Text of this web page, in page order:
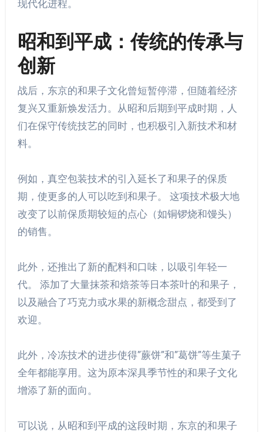
现代化进程。
昭和到平成：传统的传承与
创新
战后，东京的和果子文化曾短暂停滞，但随着经济
复兴又重新焕发活力。从昭和后期到平成时期，人
们在保守传统技艺的同时，也积极引入新技术和材
料。
例如，真空包装技术的引入延长了和果子的保质
期，使更多的人可以吃到和果子。 这项技术极大地
改变了以前保质期较短的点心（如铜锣烧和馒头）
的销售。
此外，还推出了新的配料和口味，以吸引年轻一
代。 添加了大量抹茶和焙茶等日本茶叶的和果子，
以及融合了巧克力或水果的新概念甜点，都受到了
欢迎。
此外，冷冻技术的进步使得”蕨饼”和”葛饼”等生菓子
全年都能享用。这为原本深具季节性的和果子文化
增添了新的面向。
可以说，从昭和到平成的这段时期，东京的和果子